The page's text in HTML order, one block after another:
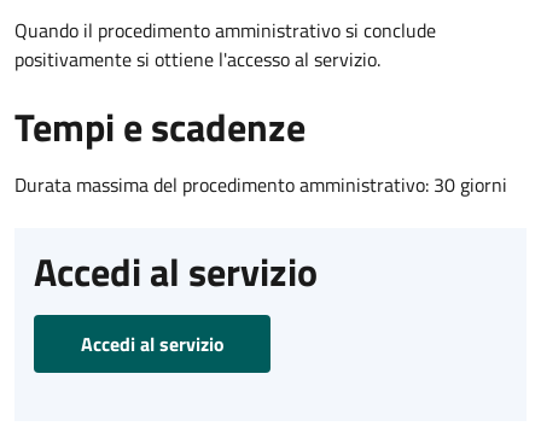
Quando il procedimento amministrativo si conclude
positivamente si ottiene l'accesso al servizio.
Tempi e scadenze
Durata massima del procedimento amministrativo: 30 giorni
Accedi al servizio
Accedi al servizio